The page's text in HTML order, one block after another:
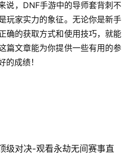
说，DNF手游中的导师套背刺不
玩家实力的象征。无论你是新手
确的获取方式和使用技巧，就能
篇文章能为你提供一些有用的参
成绩！
级对决-观看永劫无间赛事直